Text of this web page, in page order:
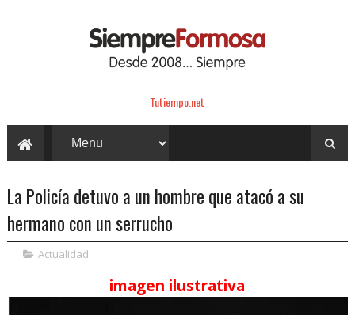
Tutiempo.net
La Policía detuvo a un hombre que atacó a su
hermano con un serrucho
Actualidad
imagen ilustrativa